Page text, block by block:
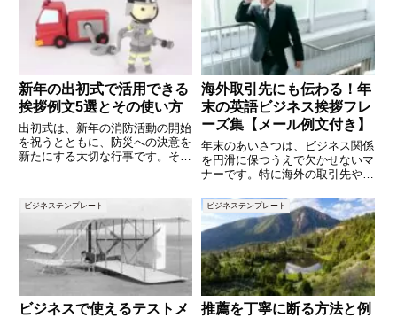
の飲み会マナーをわかりやすく解
説します。初心者の方にもベテラ
す。しかし、使い方を誤ると相手
に不快な印象を与えてしまうこと
新年の出初式で活用できる
挨拶例文5選とその使い方
出初式は、新年の消防活動の開始
を祝うとともに、防災への決意を
新たにする大切な行事です。その
る重要な役割を担います。本記事
では、出初式で使用できる挨拶例
文を5つご紹介し、それぞれの正
海外取引先にも伝わる！年
末の英語ビジネス挨拶フレ
ーズ集【メール例文付き】
年末のあいさつは、ビジネス関係
を円滑に保つうえで欠かせないマ
ナーです。特に海外の取引先や同
や言い回しに気を配ることで印象
が大きく変わります。本記事で
は、ビジネスメールや社内コミュ
ニケーションで使える「年末の英
語
ビジネステンプレート
ビジネスで使えるテストメ
ビジネステンプレート
推薦を丁寧に断る方法と例